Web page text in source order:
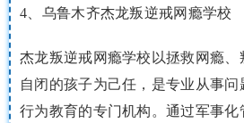
4、乌鲁木齐杰龙叛逆戒网瘾学校
杰龙叛逆戒网瘾学校以拯救网瘾、
自闭的孩子为己任，是专业从事问
行为教育的专门机构。通过军事